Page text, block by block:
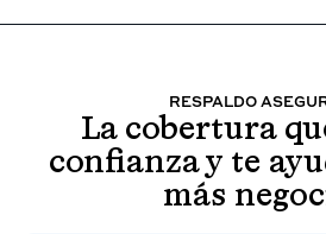
RESPALDO
La cobertura
confianza y te
más